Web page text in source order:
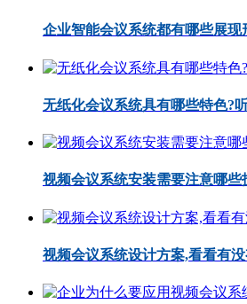
企业智能会议系统都有哪些展现
无纸化会议系统具有哪些特色?
视频会议系统安装需要注意哪些
视频会议系统设计方案,看看有